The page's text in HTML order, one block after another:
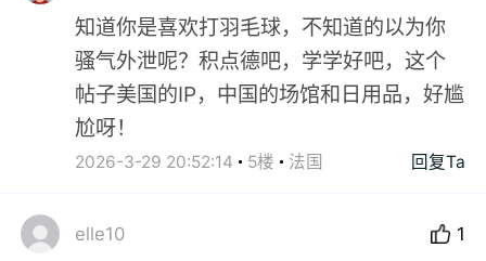
知道你是喜欢打羽毛球，不知道的以为你
骚气外泄呢？积点德吧，学学好吧，这个
帖子美国的IP，中国的场馆和日用品，好尴
尬呀！
2026-3-29 20:52:14 5楼 法国 回复Ta
elle10 1